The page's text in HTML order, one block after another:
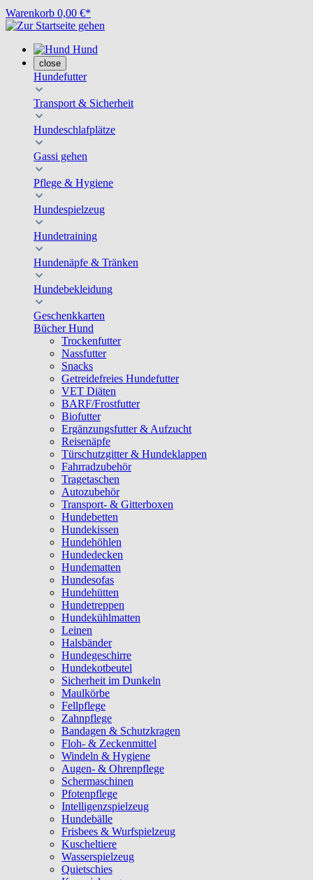
Warenkorb 0,00 €*
Hund
close
Hundefutter
Transport & Sicherheit
Hundeschlafplätze
Gassi gehen
Pflege & Hygiene
Hundespielzeug
Hundetraining
Hundenäpfe & Tränken
Hundebekleidung
Geschenkkarten
Bücher Hund
Trockenfutter
Nassfutter
Snacks
Getreidefreies Hundefutter
VET Diäten
BARF/Frostfutter
Biofutter
Ergänzungsfutter & Aufzucht
Reisenäpfe
Türschutzgitter & Hundeklappen
Fahrradzubehör
Tragetaschen
Autozubehör
Transport- & Gitterboxen
Hundebetten
Hundekissen
Hundehöhlen
Hundedecken
Hundematten
Hundesofas
Hundehütten
Hundetreppen
Hundekühlmatten
Leinen
Halsbänder
Hundegeschirre
Hundekotbeutel
Sicherheit im Dunkeln
Maulkörbe
Fellpflege
Zahnpflege
Bandagen & Schutzkragen
Floh- & Zeckenmittel
Windeln & Hygiene
Augen- & Ohrenpflege
Schermaschinen
Pfotenpflege
Intelligenzspielzeug
Hundebälle
Frisbees & Wurfspielzeug
Kuscheltiere
Wasserspielzeug
Quietschies